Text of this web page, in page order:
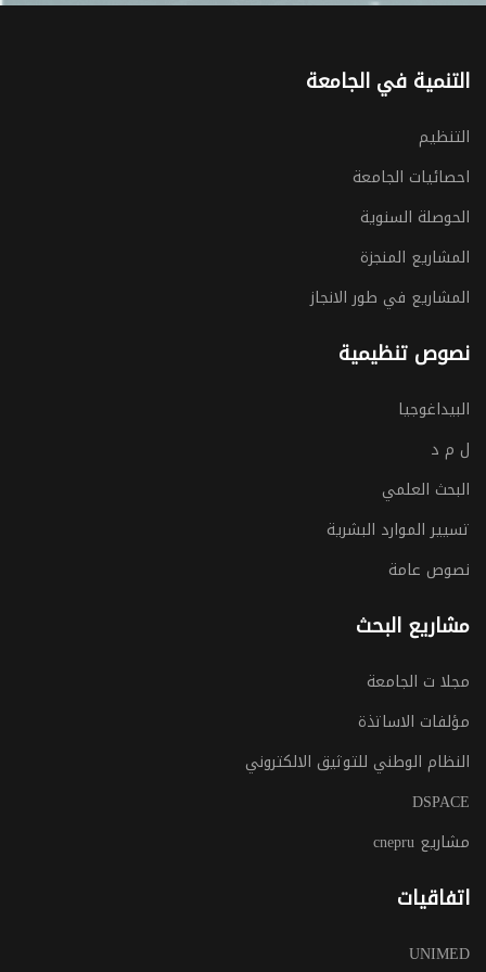
التنمية في الجامعة
التنظيم
احصائيات الجامعة
الحوصلة السنوية
المشاريع المنجزة
المشاريع في طور الانجاز
نصوص تنظيمية
البيداغوجيا
ل م د
البحث العلمي
تسيير الموارد البشرية
نصوص عامة
مشاريع البحث
مجلا ت الجامعة
مؤلفات الاساتذة
النظام الوطني للتوثيق الالكتروني
DSPACE
مشاريع cnepru
اتفاقيات
UNIMED